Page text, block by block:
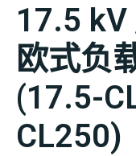
17.5
欧式负
(17.5-
CL250)